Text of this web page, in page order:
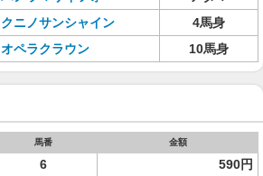
クニノサンシャイン
4馬身
オペラクラウン 10馬身
馬番 金額
6 590円